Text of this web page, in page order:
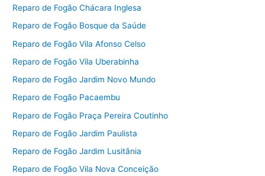
Reparo de Fogão Chácara Inglesa
Reparo de Fogão Bosque da Saúde
Reparo de Fogão Vila Afonso Celso
Reparo de Fogão Vila Uberabinha
Reparo de Fogão Jardim Novo Mundo
Reparo de Fogão Pacaembu
Reparo de Fogão Praça Pereira Coutinho
Reparo de Fogão Jardim Paulista
Reparo de Fogão Jardim Lusitânia
Reparo de Fogão Vila Nova Conceição